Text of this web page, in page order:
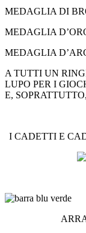
MEDAGLIA DI
MEDAGLIA
MEDAGLIA
A TUTTI UN
LUPO PER I
E,
I CADETTI E